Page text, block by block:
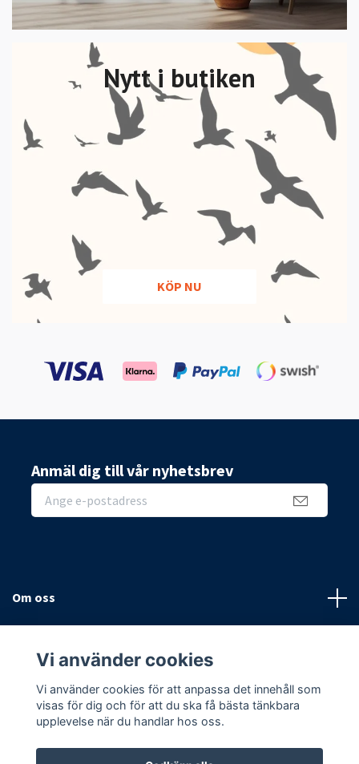
Nytt i butiken
KÖP NU
Anmäl dig till vår nyhetsbrev
Om oss
Sociala medier
Vi använder cookies
Vi använder cookies för att anpassa det innehåll som
visas för dig och för att du ska få bästa tänkbara
upplevelse när du handlar hos oss.